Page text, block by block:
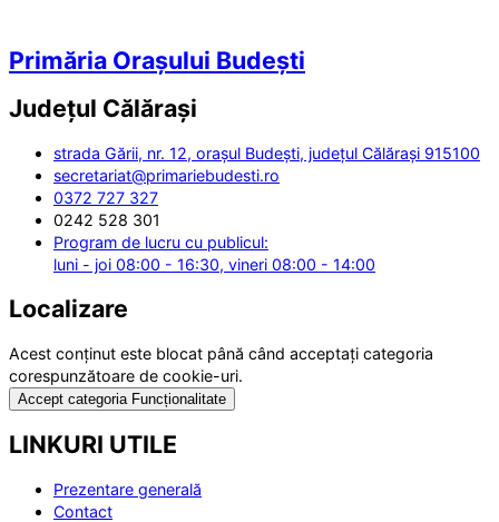
Primăria Orașului Budești
Județul Călărași
strada Gării, nr. 12, orașul Budești, județul Călărași 915100
secretariat@primariebudesti.ro
0372 727 327
0242 528 301
Program de lucru cu publicul:
luni - joi 08:00 - 16:30, vineri 08:00 - 14:00
Localizare
Acest conținut este blocat până când acceptați categoria
corespunzătoare de cookie-uri.
Accept categoria Funcționalitate
LINKURI UTILE
Prezentare generală
Contact